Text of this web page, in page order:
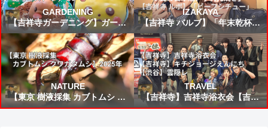
GARDENING
【吉祥寺ガーデニング】ガーデ
ンカフェ☕庭でミスド ポケモン
🍩
IZAKAYA
【吉祥寺 バルブ】「年末乾杯」
【吉祥寺 やきとんなるせ】「本
日の日本酒、手羽先焼き」【吉
祥寺 ルポ】「ビーフシチュー」
NATURE
【東京 樹液採集 カブトムシ ク
ワガタムシ】2025年
TRAVEL
【吉祥寺】吉祥寺浴衣会【吉祥
寺】キチジョージえんにち【渋